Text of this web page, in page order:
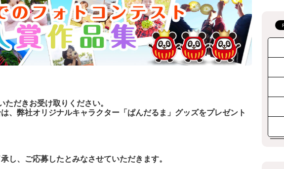
ただきお受け取りください。
、弊社オリジナルキャラクター「ぱんだるま」グッズをプレゼント
し、ご応募したとみなさせていただきます。